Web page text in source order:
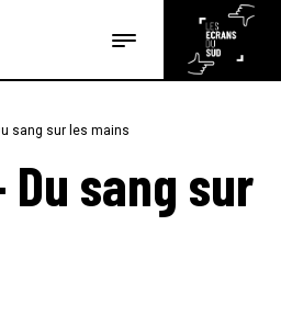
articles
sang sur les mains
Du sang sur